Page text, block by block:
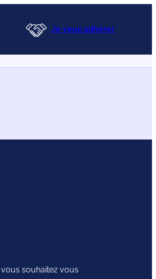
Je veux adhérer
souhaitez vous